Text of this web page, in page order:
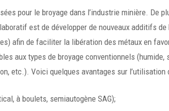
pour le broyage dans l’industrie minière. De
est de développer de nouveaux additifs
afin de faciliter la libération des métaux en
aux types de broyage conventionnels
etc.). Voici quelques avantages sur l’utilisation
à boulets, semiautogène SAG);